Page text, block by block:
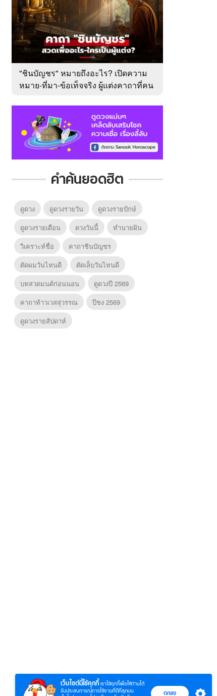
6 พบเธอ 7 พบเธอ (พากย์
ไทย) 8 แบบ
"ชินบัญชร" หมายถึงอะไร? เปิดความ
หมาย-ที่มา-ข้อเท็จจริง ผู้แต่งคาถาที่คน
คำค้นยอดฮิต
ดูดวง ดูดวงรายวัน
ดูดวงรายปักษ์
ดูดวงรายเดือน
ดวงวันนี้
ทํานายฝัน
วิเคราะห์ชื่อ
คาถาชินบัญชร
ตัดผมวันไหนดี
ตัดเล็บวันไหนดี
บทสวดมนต์ก่อนนอน
ดูดวงปี 2569
คาถาท้าวเวสสุวรรณ
ปีชง 2569
ดูดวงรายสัปดาห์
เว็บไซต์นี้ใช้คุกกี้ เราใช้คุกกี้เพื่อให้ท่านได้
รับประสบการณ์การใช้งานที่ดีที่สุดบน
ตกลง